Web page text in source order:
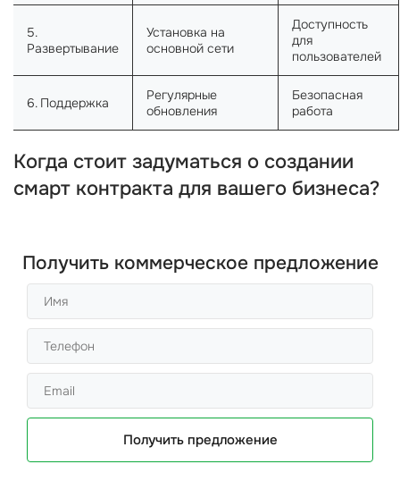
5.
Развертывание
Установка на
основной сети
Доступность
для
пользователей
6. Поддержка
Регулярные
обновления
Безопасная
работа
Когда стоит задуматься о создании
смарт контракта для вашего бизнеса?
Получить коммерческое предложение
Получить предложение